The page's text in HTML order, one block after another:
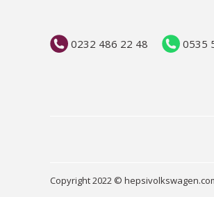
0232 486 22 48 0535
Copyright 2022 ©